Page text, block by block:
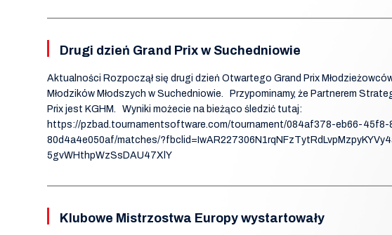
Drugi dzień Grand Prix w Suchedniowie
Aktualności Rozpoczął się drugi dzień Otwartego Grand Prix
Młodzików Młodszych w Suchedniowie. Przypominamy, że Partnerem
Prix jest KGHM. Wyniki możecie na bieżąco śledzić tutaj:
https://pzbad.tournamentsoftware.com/tournament/084af378-eb66-45f8-
80d4a4e050af/matches/
5gvWHthpWzSsDAU47XlY
Klubowe Mistrzostwa Europy wystartowały